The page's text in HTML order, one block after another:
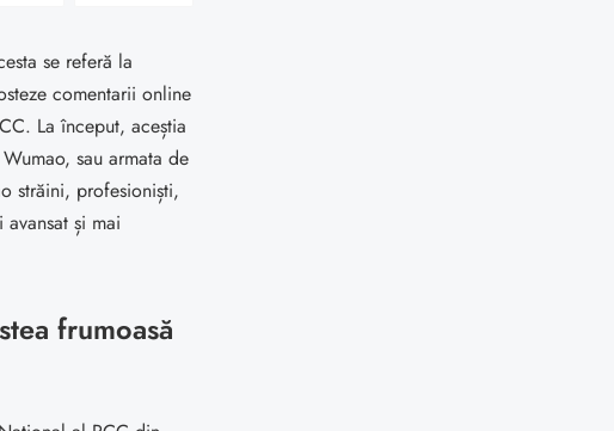
se referă la
comentarii online
La început, aceștia
sau armata de
străini, profesioniști,
și mai
frumoasă